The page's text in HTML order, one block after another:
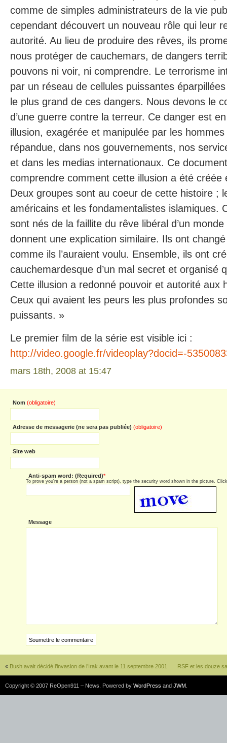
comme de simples administrateurs de la vie
cependant découvert un nouveau rôle qui leur
autorité. Au lieu de produire des rêves, ils
nous protéger de cauchemars, de dangers
pouvons ni voir, ni comprendre. Le terrorisme
par un réseau de cellules puissantes
le plus grand de ces dangers. Nous devons le
d’une guerre contre la terreur. Ce danger est
illusion, exagérée et manipulée par les hommes
répandue, dans nos gouvernements, nos
et dans les medias internationaux. Ce
comprendre comment cette illusion a été créée
Deux groupes sont au coeur de cette histoire ;
américains et les fondamentalistes islamiques.
sont nés de la faillite du rêve libéral d’un
donnent une explication similaire. Ils ont
comme ils l’auraient voulu. Ensemble, ils ont
cauchemardesque d’un mal secret et organisé
Cette illusion a redonné pouvoir et autorité aux
Ceux qui avaient les peurs les plus profondes
puissants. »
Le premier film de la série est visible ici :
http://video.google.fr/videoplay?docid=-
mars 18th, 2008 at 15:47
Nom (obligatoire)
Adresse de messagerie (ne sera pas publiée) (obligatoire)
Site web
Anti-spam word: (Required)*
To prove you're a person (not a spam script), type the security word shown in the picture.
Message
« Bush avait décidé l’invasion de l’Irak avant le 11 septembre 2001 RSF et les douze
Copyright © 2007 ReOpen911 – News. Powered by WordPress and JWM